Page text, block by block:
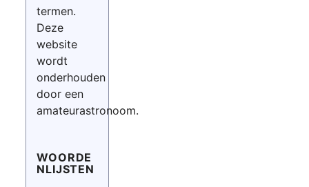
termen.
Deze
website
wordt
onderhouden
door een
amateurastronoom.
WOORDE
NLIJSTEN